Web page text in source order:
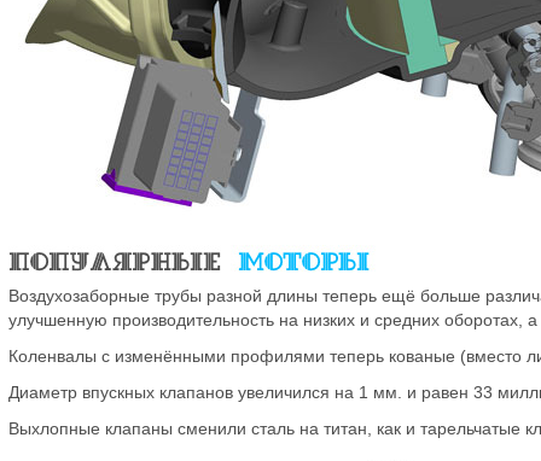
Воздухозаборные трубы разной длины теперь ещё больше
улучшенную производительность на низких и средних
Коленвалы с изменёнными профилями теперь кованые (вместо
Диаметр впускных клапанов увеличился на 1 мм. и равен 33
Выхлопные клапаны сменили сталь на титан, как и тарельчатые